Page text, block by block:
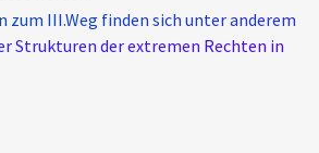
III.Weg finden sich unter anderem
Strukturen der extremen Rechten in